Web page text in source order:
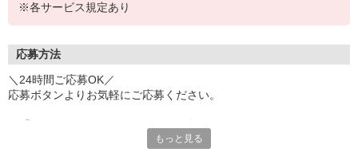
※各サービス規定あり
応募方法
＼24時間ご応募OK／
応募ボタンよりお気軽にご応募ください。
※メールが届かない場合、迷惑メールフォルダもご確認ください。
もっと見る